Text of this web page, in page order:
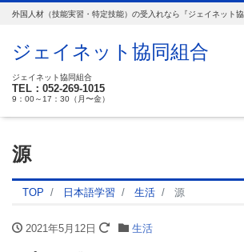
外国人材（技能実習・特定技能）の受入れなら『ジェイネット
ジェイネット協同組合
ジェイネット協同組合
TEL：052-269-1015
9：00～17：30（月〜金）
源
TOP 日本語学習 生活 源
2021年5月12日 生活